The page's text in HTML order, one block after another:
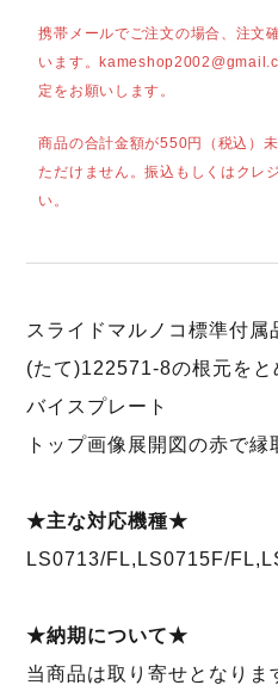
携帯メールでご注文の場合、注文
います。
定をお願いします。
商品の合計金額が550円（税込）
ただけません。振込もしくはクレ
い。
スライドマルノコ標準付属
(たて)122571-8の根元をと
バイスプレート
トップ画像展開図の赤で縁
★主な対応機種★
LS0713/FL,LS0715F/
★納期について★
当商品は取り寄せとなり